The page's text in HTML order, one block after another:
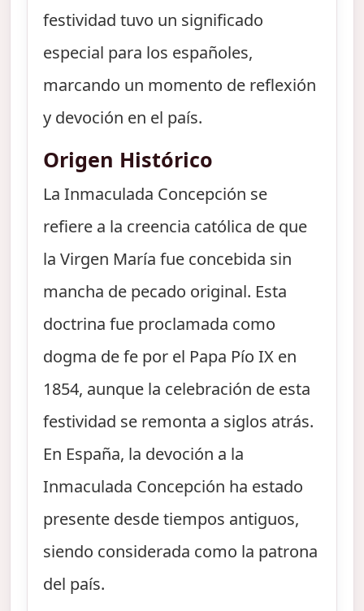
festividad tuvo un significado
especial para los españoles,
marcando un momento de reflexión
y devoción en el país.
Origen Histórico
La Inmaculada Concepción se
refiere a la creencia católica de que
la Virgen María fue concebida sin
mancha de pecado original. Esta
doctrina fue proclamada como
dogma de fe por el Papa Pío IX en
1854, aunque la celebración de esta
festividad se remonta a siglos atrás.
En España, la devoción a la
Inmaculada Concepción ha estado
presente desde tiempos antiguos,
siendo considerada como la patrona
del país.